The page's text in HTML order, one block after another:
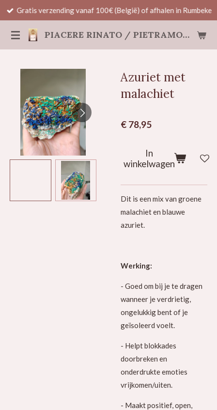
Ga
naar
de
PIACERE RINATO / PIETRAMORE
Gratis verzending vanaf 100€ (België) of afhalen in Rumbeke
Azuriet met
malachiet
€ 78,95
In
winkelwagen
Dit is een mix van groene
malachiet en blauwe
azuriet.
Werking:
- Goed om bij je te dragen
wanneer je verdrietig,
ongelukkig bent of je
geïsoleerd voelt.
- Helpt blokkades
doorbreken en
onderdrukte emoties
vrijkomen/uiten.
- Maakt positief, open,